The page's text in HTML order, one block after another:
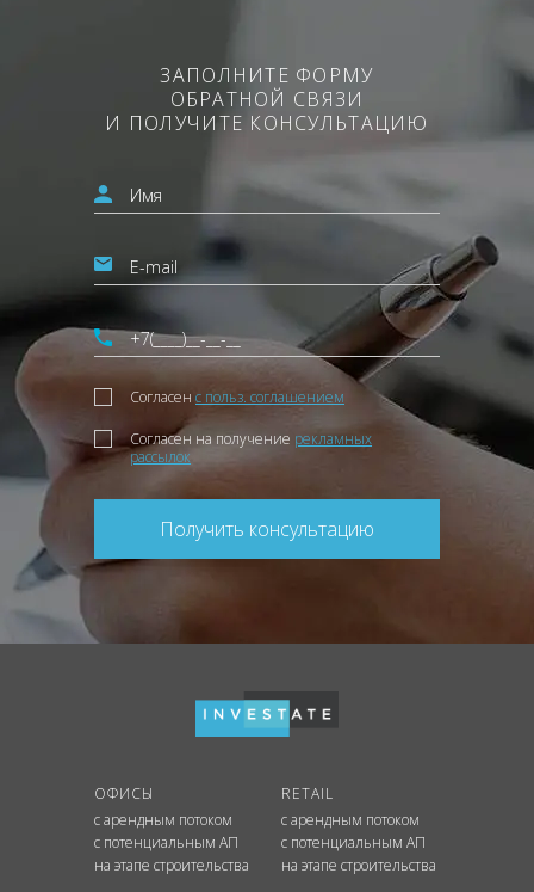
ЗАПОЛНИТЕ ФОРМУ
ОБРАТНОЙ СВЯЗИ
И ПОЛУЧИТЕ КОНСУЛЬТАЦИЮ
Согласен с польз. соглашением
Согласен на получение рекламных
рассылок
Получить консультацию
ОФИСЫ
с арендным потоком
с потенциальным АП
на этапе строительства
RETAIL
с арендным потоком
с потенциальным АП
на этапе строительства